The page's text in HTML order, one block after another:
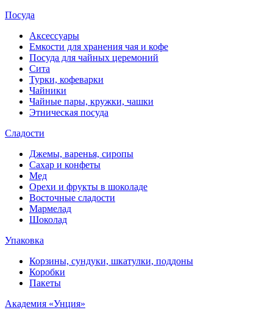
Посуда
Аксессуары
Емкости для хранения чая и кофе
Посуда для чайных церемоний
Сита
Турки, кофеварки
Чайники
Чайные пары, кружки, чашки
Этническая посуда
Сладости
Джемы, варенья, сиропы
Сахар и конфеты
Мед
Орехи и фрукты в шоколаде
Восточные сладости
Мармелад
Шоколад
Упаковка
Корзины, сундуки, шкатулки, поддоны
Коробки
Пакеты
Академия «Унция»